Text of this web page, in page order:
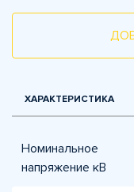
ХАРАКТЕРИСТИКА
Номинальное
напряжение кВ